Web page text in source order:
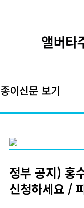
종이신문 보기
정부 공지) 홍
신청하세요 /